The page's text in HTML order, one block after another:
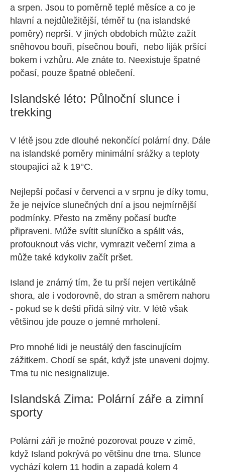
a srpen. Jsou to poměrně teplé měsíce a co je
hlavní a nejdůležitější, téměř tu (na islandské
poměry) neprší. V jiných obdobích můžte zažít
sněhovou bouři, písečnou bouři, nebo liják pršící
bokem i vzhůru. Ale znáte to. Neexistuje špatné
počasí, pouze špatné oblečení.
Islandské léto: Půlnoční slunce i
trekking
V létě jsou zde dlouhé nekončící polární dny. Dále
na islandské poměry minimální srážky a teploty
stoupající až k 19°C.
Nejlepší počasí v červenci a v srpnu je díky tomu,
že je nejvíce slunečných dní a jsou nejmírnější
podmínky. Přesto na změny počasí buďte
připraveni. Může svítit sluníčko a spálit vás,
profouknout vás vichr, vymrazit večerní zima a
může také kdykoliv začít pršet.
Island je známý tím, že tu prší nejen vertikálně
shora, ale i vodorovně, do stran a směrem nahoru
- pokud se k dešti přidá silný vítr. V létě však
většinou jde pouze o jemné mrholení.
Pro mnohé lidi je neustálý den fascinujícím
zážitkem. Chodí se spát, když jste unaveni dojmy.
Tma tu nic nesignalizuje.
Islandská Zima: Polární záře a zimní
sporty
Polární záři je možné pozorovat pouze v zimě,
když Island pokrývá po většinu dne tma. Slunce
vychází kolem 11 hodin a zapadá kolem 4